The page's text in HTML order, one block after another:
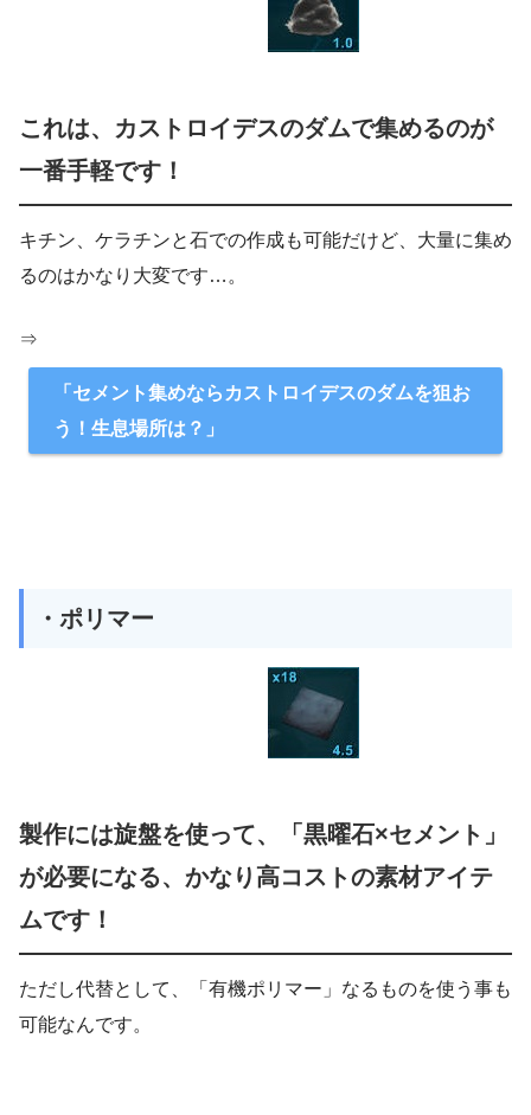
これは、カストロイデスのダムで集めるのが
一番手軽です！
キチン、ケラチンと石での作成も可能だけど、大量に集め
るのはかなり大変です…。
⇒
「セメント集めならカストロイデスのダムを狙お
う！生息場所は？」
・ポリマー
製作には旋盤を使って、「黒曜石×セメント」
が必要になる、かなり高コストの素材アイテ
ムです！
ただし代替として、「有機ポリマー」なるものを使う事も
可能なんです。